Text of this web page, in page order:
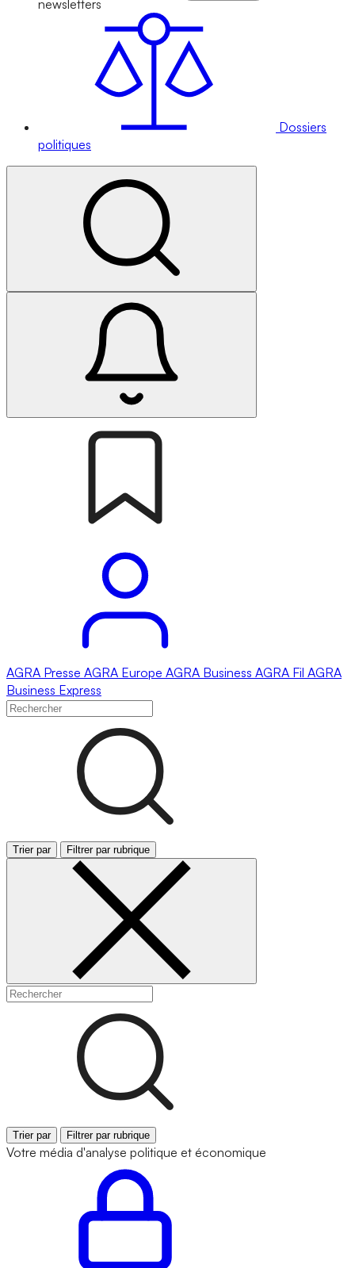
newsletters
Dossiers
politiques
AGRA Presse AGRA Europe AGRA Business AGRA Fil AGRA
Business Express
Trier par Filtrer par rubrique
Trier par Filtrer par rubrique
Votre média d'analyse politique et économique